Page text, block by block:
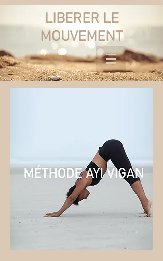
LIBERER LE
MOUVEMENT